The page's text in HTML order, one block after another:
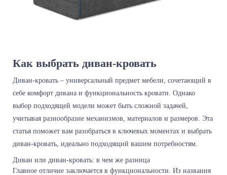
Как выбрать диван-кровать
Диван-кровать – универсальный предмет мебели, сочетающий в
себе комфорт дивана и функциональность кровати. Однако
выбор подходящей модели может быть сложной задачей,
учитывая разнообразие механизмов, материалов и размеров. Эта
статья поможет вам разобраться в ключевых моментах и выбрать
диван-кровать, идеально подходящий вашим потребностям.
Диван или диван-кровать: в чем же разница
Главное отличие заключается в функциональности. Из названия